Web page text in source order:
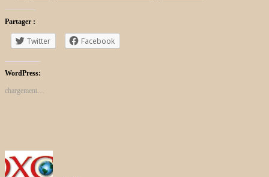
Partager :
Twitter Facebook
WordPress:
chargement…